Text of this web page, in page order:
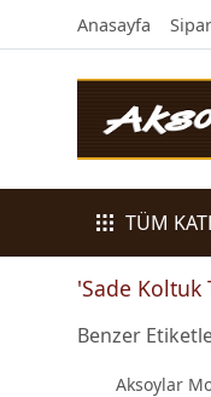
Anasayfa
TÜM
'Sade Koltuk
Benzer
Aksoylar